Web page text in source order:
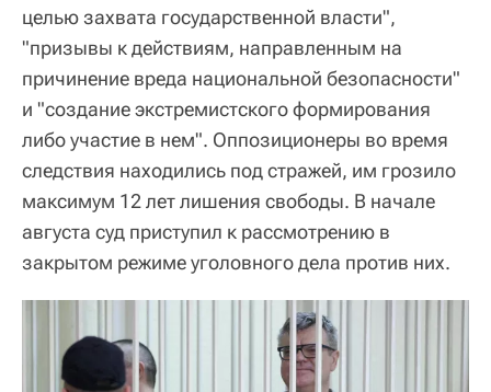
целью захвата государственной власти",
"призывы к действиям, направленным на
причинение вреда национальной безопасности"
и "создание экстремистского формирования
либо участие в нем". Оппозиционеры во время
следствия находились под стражей, им грозило
максимум 12 лет лишения свободы. В начале
августа суд приступил к рассмотрению в
закрытом режиме уголовного дела против них.